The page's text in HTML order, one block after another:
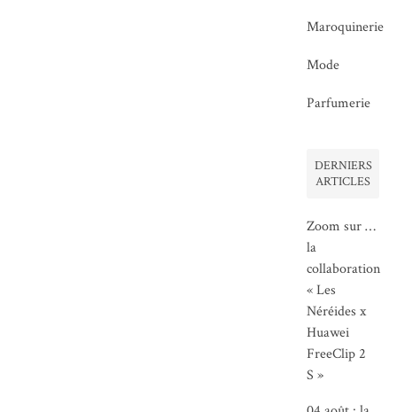
Maroquinerie
Mode
Parfumerie
DERNIERS
ARTICLES
Zoom sur …
la
collaboration
« Les
Néréides x
Huawei
FreeClip 2
S »